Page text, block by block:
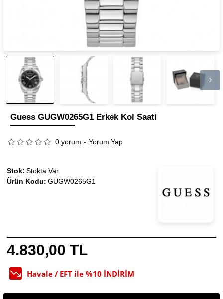
Guess GUGW0265G1 Erkek Kol Saati
0 yorum - Yorum Yap
4.830,00 TL
Havale / EFT ile %10 İNDİRİM
Stok: Stokta Var
Ürün Kodu: GUGW0265G1